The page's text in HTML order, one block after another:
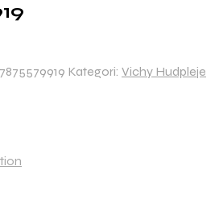
Kategori: Vichy Hudpleje